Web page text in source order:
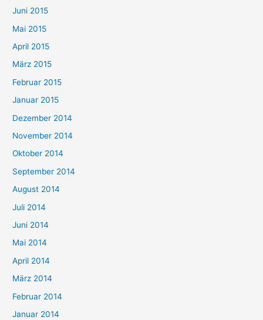
Juni 2015
Mai 2015
April 2015
März 2015
Februar 2015
Januar 2015
Dezember 2014
November 2014
Oktober 2014
September 2014
August 2014
Juli 2014
Juni 2014
Mai 2014
April 2014
März 2014
Februar 2014
Januar 2014